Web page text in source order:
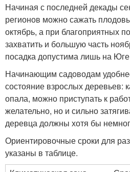
Начиная с последней декады
регионов можно сажать
октябрь, а при благоприятных
захватить и большую часть
посадка допустима лишь на
Начинающим садоводам
состояние взрослых деревьев:
опала, можно приступать к
желательно, но и сильно
деревца должны хотя бы
Ориентировочные сроки для
указаны в таблице.